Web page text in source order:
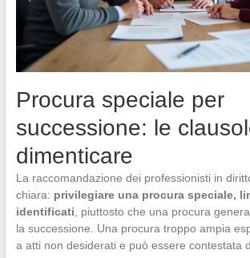
Procura speciale per
successione: le
dimenticare
La raccomandazione dei professionisti in
chiara: privilegiare una procura speciale,
identificati , piuttosto che una procura
la successione. Una procura troppo ampia
a atti non desiderati e può essere contestata